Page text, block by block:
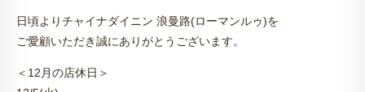
日頃よりチャイナダイニン 浪曼路(ローマンルゥ)を
ご愛顧いただき誠にありがとうございます。
＜12月の店休日＞